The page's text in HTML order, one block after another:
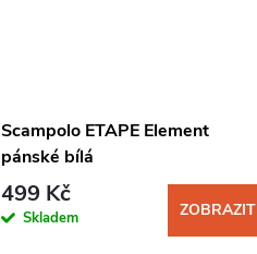
Scampolo ETAPE Element
pánské bílá
499 Kč
Skladem ZOBRAZIT